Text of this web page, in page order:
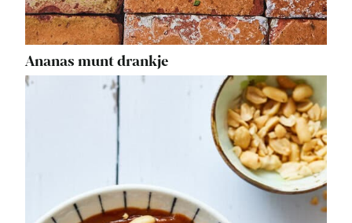
Ananas munt drankje